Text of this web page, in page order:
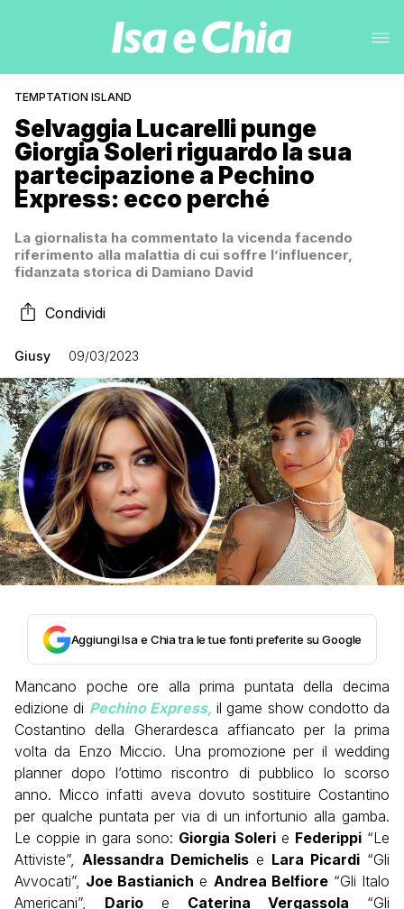
TEMPTATION ISLAND
Selvaggia Lucarelli punge
Giorgia Soleri riguardo la sua
partecipazione a Pechino
Express: ecco perché
La giornalista ha commentato la vicenda facendo
riferimento alla malattia di cui soffre l’influencer,
fidanzata storica di Damiano David
Condividi
Giusy 09/03/2023
Aggiungi Isa e Chia tra le tue fonti preferite su Google
Mancano poche ore alla prima puntata della decima
edizione di Pechino Express, il game show condotto da
Costantino della Gherardesca affiancato per la prima
volta da Enzo Miccio. Una promozione per il wedding
planner dopo l’ottimo riscontro di pubblico lo scorso
anno. Micco infatti aveva dovuto sostituire Costantino
per qualche puntata per via di un infortunio alla gamba.
Le coppie in gara sono: Giorgia Soleri e Federippi “Le
Attiviste”, Alessandra Demichelis e Lara Picardi “Gli
Avvocati”, Joe Bastianich e Andrea Belfiore“Gli Italo
Americani”, Dario e Caterina Vergassola “Gli